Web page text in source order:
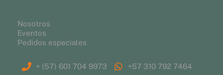
Nosotros
Eventos
Pedidos especiales
+ (57) 601 704 9973 +57 310 792 7464